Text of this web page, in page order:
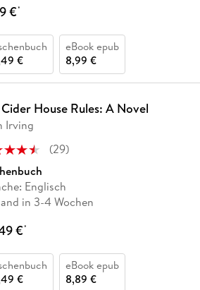
€*
€
eBook epub
8,99 €
House Rules: A Novel
Irving
(29)
Englisch
in 3-4 Wochen
€*
€
eBook epub
8,89 €